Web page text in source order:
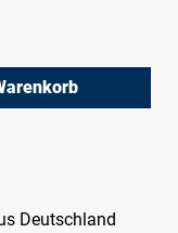
Deutschland